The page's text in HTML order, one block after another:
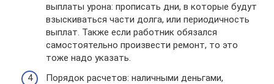
выплаты урона: прописать дни, в которые будут
взыскиваться части долга, или периодичность
выплат. Также если работник обязался
самостоятельно произвести ремонт, то это
тоже надо указать.
Порядок расчетов: наличными деньгами,